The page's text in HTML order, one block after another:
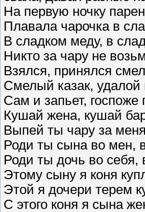
На первую ночку
Плавала чарочка в
В сладком меду, в
Никто за чару не
Взялся, принялся
Смелый казак,
Сам и запьет,
Кушай жена, кушай
Выпей ты чару за
Роди ты сына во мен,
Роди ты дочь во себя,
Этому сыну я коня
Этой я дочери терем
С этого коня я сына